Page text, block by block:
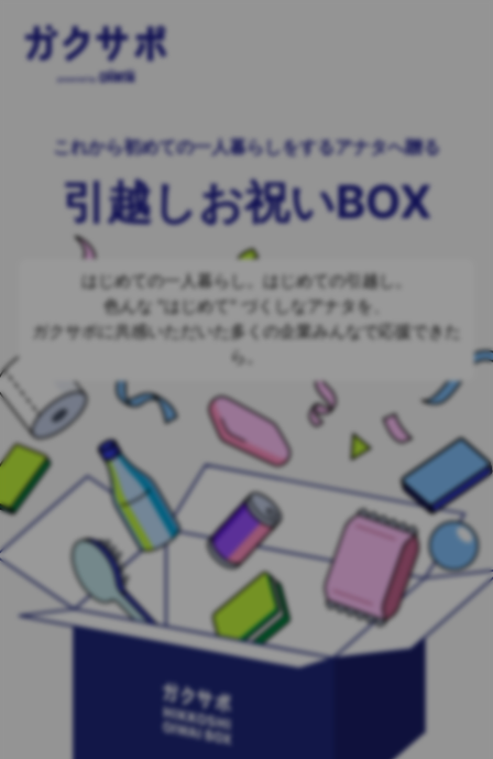
これから初めての一人暮らしをするアナタへ贈る
引越しお祝いBOX
はじめての一人暮らし。はじめての引越し。
色んな "はじめて" づくしなアナタを、
ガクサポに共感いただいた多くの企業みんなで応援できた
ら。